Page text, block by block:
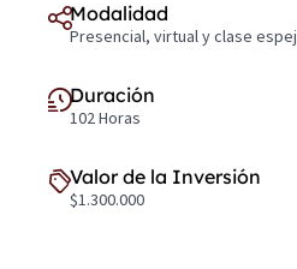
Modalidad
Presencial, virtual y clase
Duración
102 Horas
Valor de la Inversión
$1.300.000